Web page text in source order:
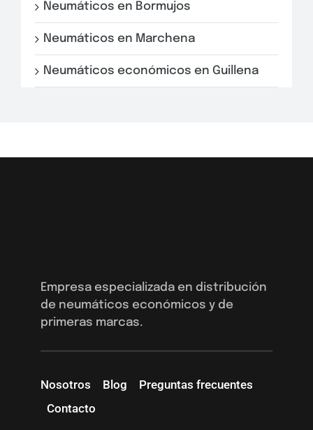
Neumáticos en Bormujos
Neumáticos en Marchena
Neumáticos económicos en Guillena
Empresa especializada en distribución
de neumáticos económicos y de
primeras marcas.
Nosotros Blog
Preguntas frecuentes
Contacto